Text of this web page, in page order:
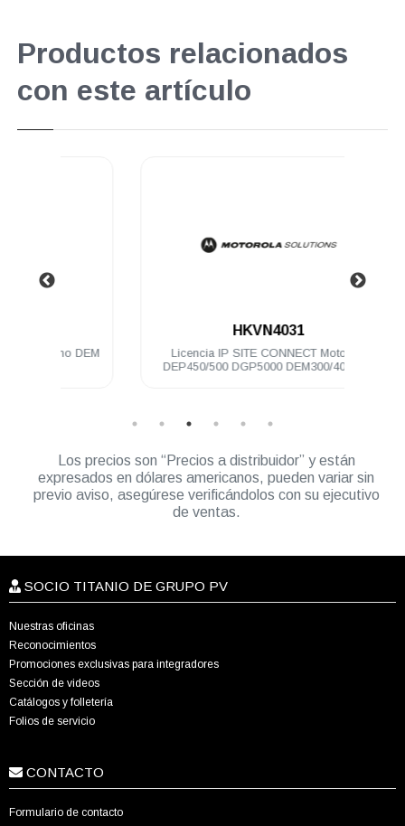
Productos relacionados
con este artículo
HKVN4031
Licencia IP SITE CONNECT Motorola
DEP450/500 DGP5000 DEM300/400/500
Los precios son “Precios a distribuidor” y están
expresados en dólares americanos, pueden variar sin
previo aviso, asegúrese verificándolos con su ejecutivo
de ventas.
SOCIO TITANIO DE GRUPO PV
Nuestras oficinas
Reconocimientos
Promociones exclusivas para integradores
Sección de videos
Catálogos y folletería
Folios de servicio
CONTACTO
Formulario de contacto